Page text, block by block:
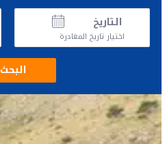
التاريخ
اختيار تاريخ المغادرة
البحث